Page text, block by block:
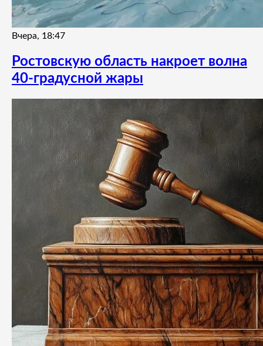
Вчера, 18:47
Ростовскую область накроет волна
40-градусной жары